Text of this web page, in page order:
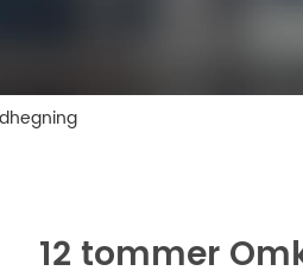
12 tommer